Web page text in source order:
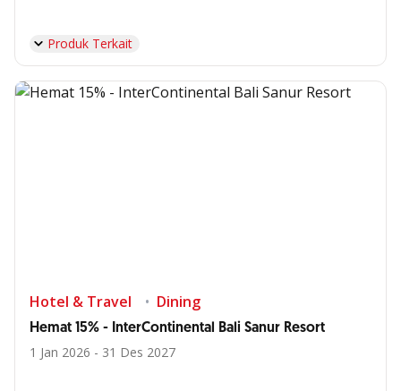
Produk Terkait
Hotel & Travel Dining
Hemat 15% - InterContinental Bali Sanur Resort
1 Jan 2026 - 31 Des 2027